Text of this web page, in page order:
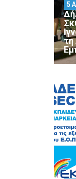
τη
5